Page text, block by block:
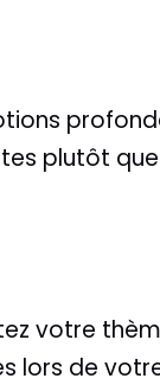
plutôt
votre
lors de